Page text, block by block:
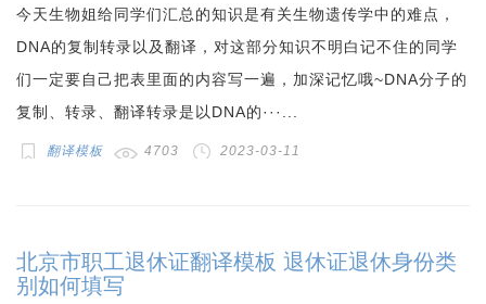
今天生物姐给同学们汇总的知识是有关生物遗传学中的难点，
DNA的复制转录以及翻译，对这部分知识不明白记不住的同学
们一定要自己把表里面的内容写一遍，加深记忆哦~DNA分子的
复制、转录、翻译转录是以DNA的···...
翻译模板 4703 2023-03-11
北京市职工退休证翻译模板 退休证退休身份类
别如何填写